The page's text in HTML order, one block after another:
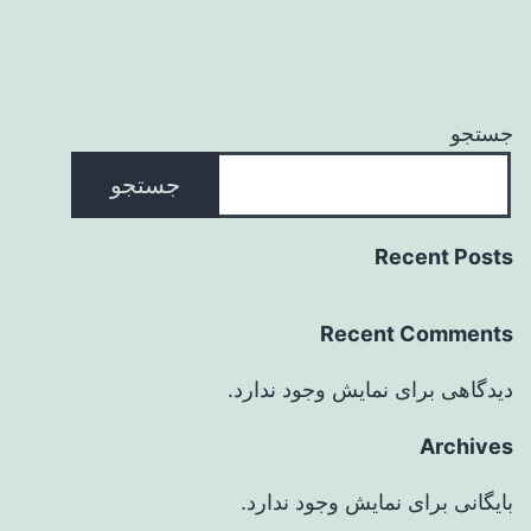
جستجو
جستجو
Recent Posts
Recent Comments
دیدگاهی برای نمایش وجود ندارد.
Archives
بایگانی برای نمایش وجود ندارد.